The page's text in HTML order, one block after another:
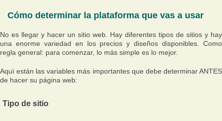
Cómo determinar la plataforma que vas a usar
No es llegar y hacer un sitio web. Hay diferentes tipos de sitios y hay
una enorme variedad en los precios y diseños disponibles. Como
regla general: para comenzar, lo más simple es lo mejor.
Aquì están las variables más importantes que debe determinar ANTES
de hacer su página web:
Tipo de sitio